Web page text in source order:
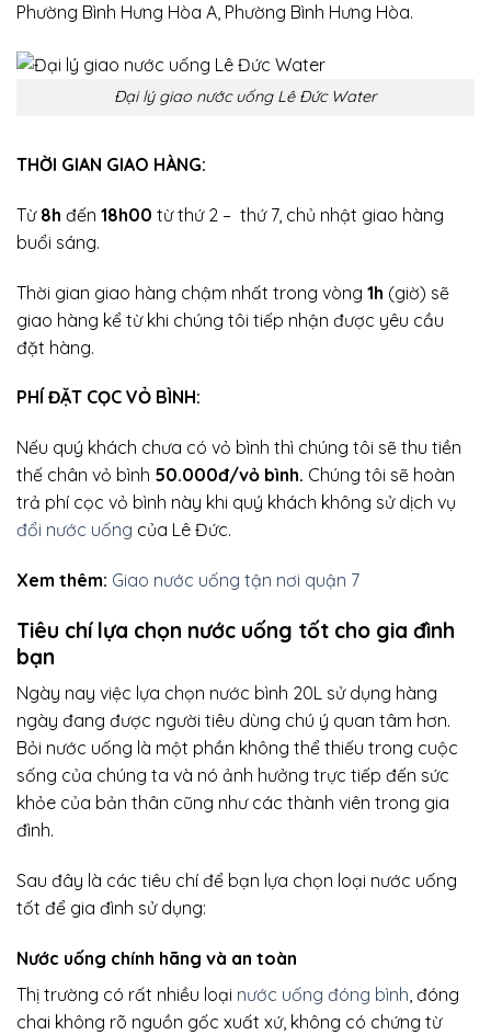
Phường Bình Hưng Hòa A, Phường Bình Hưng Hòa.
Đại lý giao nước uống Lê Đức Water
THỜI GIAN GIAO HÀNG:
Từ 8h đến 18h00 từ thứ 2 – thứ 7, chủ nhật giao hàng
buổi sáng.
Thời gian giao hàng chậm nhất trong vòng 1h (giờ) sẽ
giao hàng kể từ khi chúng tôi tiếp nhận được yêu cầu
đặt hàng.
PHÍ ĐẶT CỌC VỎ BÌNH:
Nếu quý khách chưa có vỏ bình thì chúng tôi sẽ thu tiền
thế chân vỏ bình 50.000đ/vỏ bình. Chúng tôi sẽ hoàn
trả phí cọc vỏ bình này khi quý khách không sử dịch vụ
đổi nước uống của Lê Đức.
Xem thêm: Giao nước uống tận nơi quận 7
Tiêu chí lựa chọn nước uống tốt cho gia đình
bạn
Ngày nay việc lựa chọn nước bình 20L sử dụng hàng
ngày đang được người tiêu dùng chú ý quan tâm hơn.
Bỏi nước uống là một phần không thể thiếu trong cuộc
sống của chúng ta và nó ảnh hưởng trực tiếp đến sức
khỏe của bản thân cũng như các thành viên trong gia
đình.
Sau đây là các tiêu chí để bạn lựa chọn loại nước uống
tốt để gia đình sử dụng:
Nước uống chính hãng và an toàn
Thị trường có rất nhiều loại nước uống đóng bình, đóng
chai không rõ nguồn gốc xuất xứ, không có chứng từ